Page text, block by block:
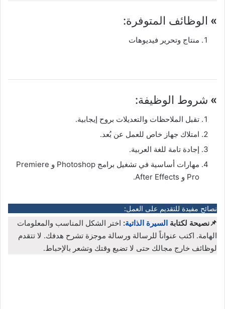
» الوظائف المتوفرة:
منتاج وتحرير فيديوهات
» شروط الوظيفة:
تقبل الملاحظات والتعديلات بروح إيجابية.
امتلاك جهاز خاص للعمل عن بُعد.
إجادة تامة للغة العربية.
مهارات أساسية في تشغيل برامج Photoshop و Premiere
Pro و After Effects.
نصائح مفيدة للتقديم على العمل:
📌نصيحة لكتابة السيرة الذاتية: اختر الشكل المناسب والمعلومات
الهامة. اكتب عنواناً للرسالة ورسالة موجزة تشرح هدفك. لا تتقدم
لوظائف خارج مجالك حتى لا تضيع وقتك وتشعر بالإحباط.